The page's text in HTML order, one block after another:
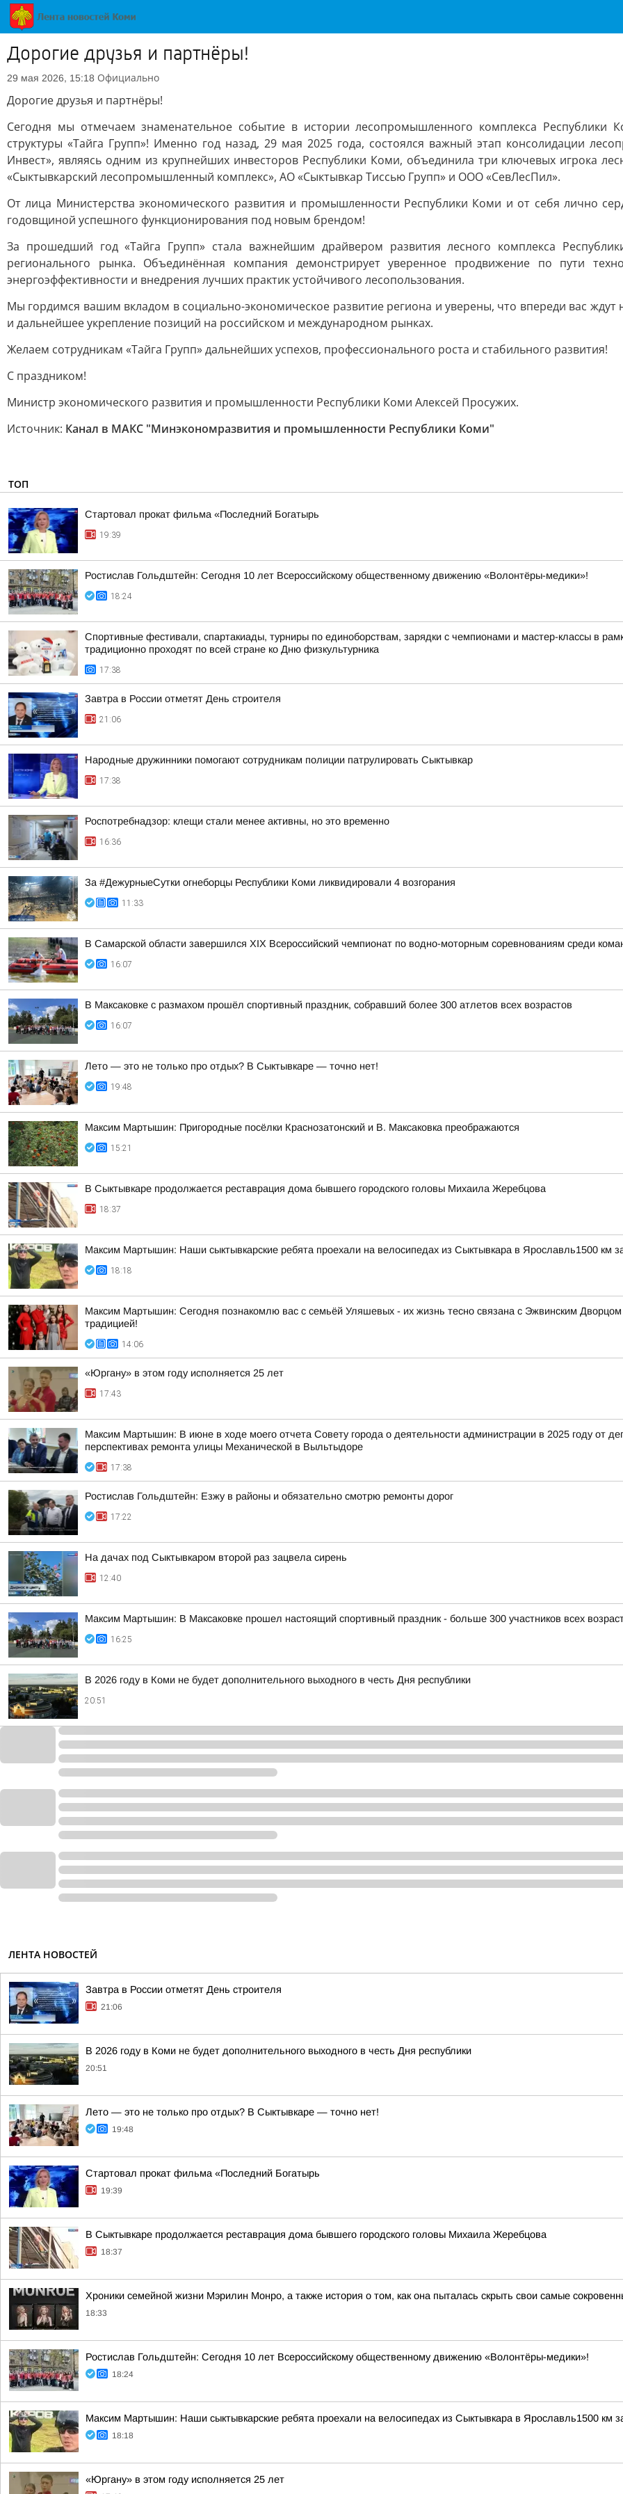
Дорогие друзья и партнёры!
29 мая 2026, 15:18 Официально
Дорогие друзья и партнёры!
Сегодня мы отмечаем знаменательное событие в истории лесопромышленного комплекса
структуры «Тайга Групп»! Именно год назад, 29 мая 2025 года, состоялся важный этап консолидации
Инвест», являясь одним из крупнейших инвесторов Республики Коми, объединила три ключевых игрока
«Сыктывкарский лесопромышленный комплекс», АО «Сыктывкар Тиссью Групп» и ООО «СевЛесПил».
От лица Министерства экономического развития и промышленности Республики Коми и от себя лично
годовщиной успешного функционирования под новым брендом!
За прошедший год «Тайга Групп» стала важнейшим драйвером развития лесного комплекса
регионального рынка. Объединённая компания демонстрирует уверенное продвижение по пути
энергоэффективности и внедрения лучших практик устойчивого лесопользования.
Мы гордимся вашим вкладом в социально-экономическое развитие региона и уверены, что впереди вас
и дальнейшее укрепление позиций на российском и международном рынках.
Желаем сотрудникам «Тайга Групп» дальнейших успехов, профессионального роста и стабильного развития!
С праздником!
Министр экономического развития и промышленности Республики Коми Алексей Просужих.
Источник: Канал в МАКС "Минэкономразвития и промышленности Республики Коми"
ТОП
Стартовал прокат фильма «Последний Богатырь
19:39
Ростислав Гольдштейн: Сегодня 10 лет Всероссийскому общественному движению «Волонтёры-медики»!
18:24
Спортивные фестивали, спартакиады, турниры по единоборствам, зарядки с чемпионами и мастер-классы в
традиционно проходят по всей стране ко Дню физкультурника
17:38
Завтра в России отметят День строителя
21:06
Народные дружинники помогают сотрудникам полиции патрулировать Сыктывкар
17:38
Роспотребнадзор: клещи стали менее активны, но это временно
16:36
За #ДежурныеСутки огнеборцы Республики Коми ликвидировали 4 возгорания
11:33
В Самарской области завершился XIХ Всероссийский чемпионат по водно-моторным соревнованиям среди
16:07
В Максаковке с размахом прошёл спортивный праздник, собравший более 300 атлетов всех возрастов
16:07
Лето — это не только про отдых? В Сыктывкаре — точно нет!
19:48
Максим Мартышин: Пригородные посёлки Краснозатонский и В. Максаковка преображаются
15:21
В Сыктывкаре продолжается реставрация дома бывшего городского головы Михаила Жеребцова
18:37
Максим Мартышин: Наши сыктывкарские ребята проехали на велосипедах из Сыктывкара в Ярославль1500 км
18:18
Максим Мартышин: Сегодня познакомлю вас с семьёй Уляшевых - их жизнь тесно связана с Эжвинским
традицией!
14:06
«Юргану» в этом году исполняется 25 лет
17:43
Максим Мартышин: В июне в ходе моего отчета Совету города о деятельности администрации в 2025 году от
перспективах ремонта улицы Механической в Выльтыдоре
17:38
Ростислав Гольдштейн: Езжу в районы и обязательно смотрю ремонты дорог
17:22
На дачах под Сыктывкаром второй раз зацвела сирень
12:40
Максим Мартышин: В Максаковке прошел настоящий спортивный праздник - больше 300 участников всех
16:25
В 2026 году в Коми не будет дополнительного выходного в честь Дня республики
20:51
ЛЕНТА НОВОСТЕЙ
Завтра в России отметят День строителя
21:06
В 2026 году в Коми не будет дополнительного выходного в честь Дня республики
20:51
Лето — это не только про отдых? В Сыктывкаре — точно нет!
19:48
Стартовал прокат фильма «Последний Богатырь
19:39
В Сыктывкаре продолжается реставрация дома бывшего городского головы Михаила Жеребцова
18:37
Хроники семейной жизни Мэрилин Монро, а также история о том, как она пыталась скрыть свои самые
18:33
Ростислав Гольдштейн: Сегодня 10 лет Всероссийскому общественному движению «Волонтёры-медики»!
18:24
Максим Мартышин: Наши сыктывкарские ребята проехали на велосипедах из Сыктывкара в Ярославль1500 км
18:18
«Юргану» в этом году исполняется 25 лет